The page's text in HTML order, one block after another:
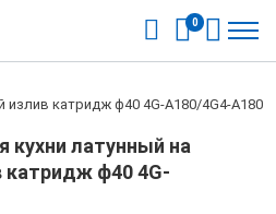
0
излив катридж ф40 4G-А180/4G4-A180
кухни латунный на
катридж ф40 4G-